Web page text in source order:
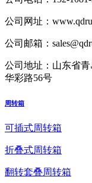
公司网址：
公司邮箱：
公司地址： 山东省
华彩路56号
周转箱
可插式周转箱
折叠式周转箱
翻转套叠周转箱